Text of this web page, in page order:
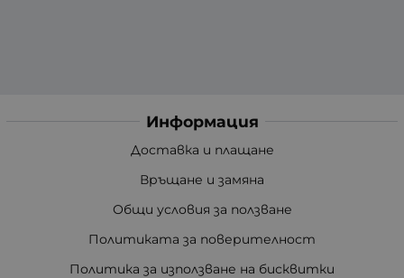
Информация
Доставка и плащане
Връщане и замяна
Общи условия за ползване
Политиката за поверителност
Политика за използване на бисквитки